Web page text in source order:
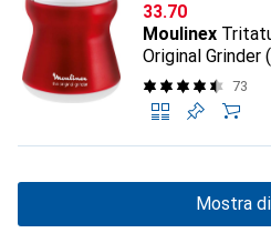
CHF
33.70
Moulinex
Original Grinder
73
Mostra